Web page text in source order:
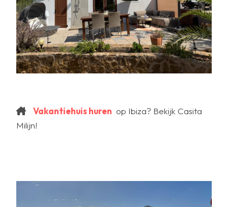
Vakantiehuis huren op Ibiza? Bekijk Casita
Milijn!